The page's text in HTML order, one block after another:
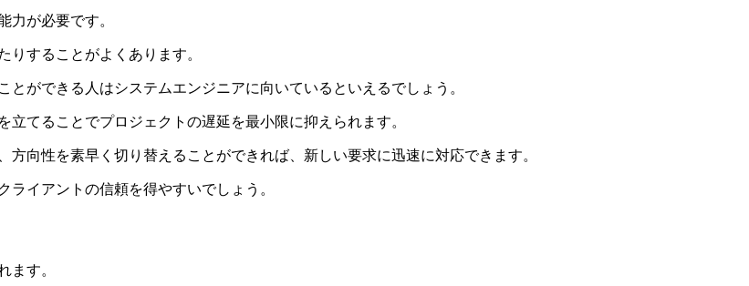
力が必要です。
することがよくあります。
ができる人はシステムエンジニアに向いているといえるでしょう 。
てることでプロジェクトの遅延を最小限に抑えられます。
向性を素早く切り替えることができれば、新しい要求に迅速に対応できます。
ライアントの信頼を得やすいでしょう。
ます。